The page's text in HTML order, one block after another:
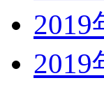
2019
2019